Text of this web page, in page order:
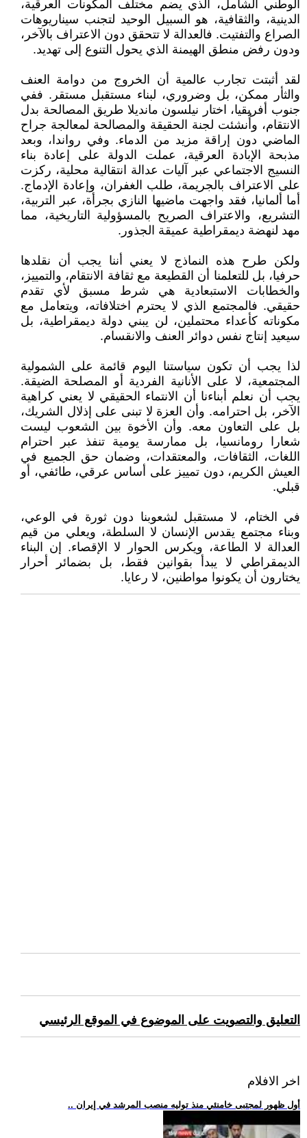
الوطني الشامل، الذي يضم مختلف المكونات العرقية،
الدينية، والثقافية، هو السبيل الوحيد لتجنب سيناريوهات
الصراع والتفتيت. فالعدالة لا تتحقق دون الاعتراف بالآخر،
ودون رفض منطق الهيمنة الذي يحول التنوع إلى تهديد.
لقد أثبتت تجارب عالمية أن الخروج من دوامة العنف
والثأر ممكن، بل وضروري، لبناء مستقبل مستقر. ففي
جنوب أفريقيا، اختار نيلسون مانديلا طريق المصالحة بدل
الانتقام، وأُنشئت لجنة الحقيقة والمصالحة لمعالجة جراح
الماضي دون إراقة مزيد من الدماء. وفي رواندا، وبعد
مذبحة الإبادة العرقية، عملت الدولة على إعادة بناء
النسيج الاجتماعي عبر آليات عدالة انتقالية محلية، ركزت
على الاعتراف بالجريمة، طلب الغفران، وإعادة الإدماج.
أما ألمانيا، فقد واجهت ماضيها النازي بجرأة، عبر التربية،
التشريع، والاعتراف الصريح بالمسؤولية التاريخية، مما
مهد لنهضة ديمقراطية عميقة الجذور.
ولكن طرح هذه النماذج لا يعني أننا يجب أن نقلدها
حرفيا، بل للتعلمنا أن القطيعة مع ثقافة الانتقام، والتمييز،
والخطابات الاستبعادية هي شرط مسبق لأي تقدم
حقيقي. فالمجتمع الذي لا يحترم اختلافاته، ويتعامل مع
مكوناته كأعداء محتملين، لن يبني دولة ديمقراطية، بل
سيعيد إنتاج نفس دوائر العنف والانقسام.
لذا يجب أن تكون سياستنا اليوم قائمة على الشمولية
المجتمعية، لا على الأنانية الفردية أو المصلحة الضيقة.
يجب أن نعلم أبناءنا أن الانتماء الحقيقي لا يعني كراهية
الآخر، بل احترامه. وأن العزة لا تبنى على إذلال الشريك،
بل على التعاون معه. وأن الأخوة بين الشعوب ليست
شعارا رومانسيا، بل ممارسة يومية تنفذ عبر احترام
اللغات، الثقافات، والمعتقدات، وضمان حق الجميع في
العيش الكريم، دون تمييز على أساس عرقي، طائفي، أو
قبلي.
في الختام، لا مستقبل لشعوبنا دون ثورة في الوعي،
وبناء مجتمع يقدس الإنسان لا السلطة، ويعلي من قيم
العدالة لا الطاعة، ويكرس الحوار لا الإقصاء. إن البناء
الديمقراطي لا يبدأ بقوانين فقط، بل بضمائر أحرار
يختارون أن يكونوا مواطنين، لا رعايا.
التعليق والتصويت على الموضوع في الموقع الرئيسي
اخر الافلام
.. أول ظهور لمجتبى خامنئي منذ توليه منصب المرشد في إيران